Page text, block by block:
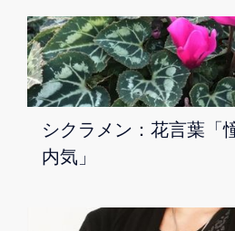
シクラメン：花言葉「
内気」